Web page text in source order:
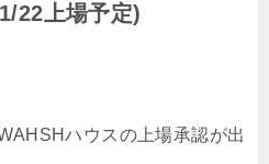
22上場予定)
ハウスの上場承認が出